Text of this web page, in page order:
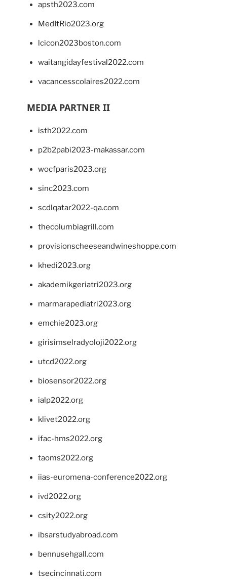
apsth2023.com
MedItRio2023.org
lcicon2023boston.com
waitangidayfestival2022.com
vacancesscolaires2022.com
MEDIA PARTNER II
isth2022.com
p2b2pabi2023-makassar.com
wocfparis2023.org
sinc2023.com
scdlqatar2022-qa.com
thecolumbiagrill.com
provisionscheeseandwineshoppe.com
khedi2023.org
akademikgeriatri2023.org
marmarapediatri2023.org
emchie2023.org
girisimselradyoloji2022.org
utcd2022.org
biosensor2022.org
ialp2022.org
klivet2022.org
ifac-hms2022.org
taoms2022.org
iias-euromena-conference2022.org
ivd2022.org
csity2022.org
ibsarstudyabroad.com
bennusehgall.com
tsecincinnati.com